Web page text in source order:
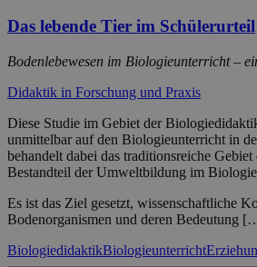
Das lebende Tier im Schülerurteil
Bodenlebewesen im Biologieunterricht –
Didaktik in Forschung und Praxis
Diese Studie im Gebiet der
unmittelbar auf den Biologieunterricht in
behandelt dabei das traditionsreiche
Bestandteil der Umweltbildung im
Es ist das Ziel gesetzt, wissenschaftliche
Bodenorganismen und deren Bedeutung
BiologiedidaktikBiologieunterricht